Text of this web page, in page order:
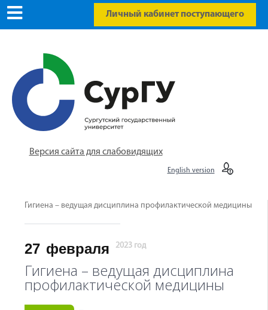
Личный кабинет поступающего
Версия сайта для слабовидящих
English version
Гигиена – ведущая дисциплина профилактической медицины
27 февраля 2023 год
Гигиена – ведущая дисциплина
профилактической медицины